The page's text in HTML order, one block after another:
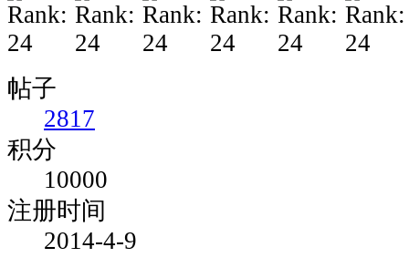
帖子
2817
积分
10000
注册时间
2014-4-9